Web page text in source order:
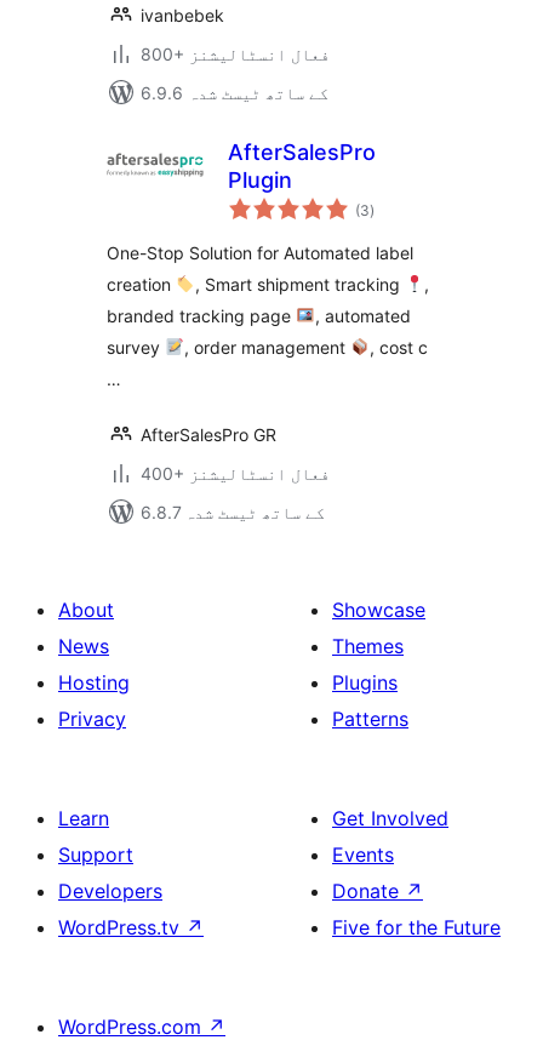
ivanbebek
800+ فعال انسٹالیشنز
6.9.6 کے ساتھ ٹیسٹ شدہ
AfterSalesPro
Plugin
(3مجموعی
درجہ
)
One-Stop Solution for Automated label
creation
, Smart shipment tracking
,
branded tracking page
, automated
survey
, order management
, cost c
…
AfterSalesPro GR
400+ فعال انسٹالیشنز
6.8.7 کے ساتھ ٹیسٹ شدہ
About
News
Hosting
Privacy
Showcase
Themes
Plugins
Patterns
Learn
Support
Developers
WordPress.tv ↗
Get Involved
Events
Donate ↗
Five for the Future
WordPress.com ↗